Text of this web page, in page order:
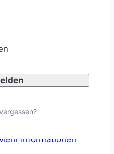
gute Austausch mit
Absolut
Informationen